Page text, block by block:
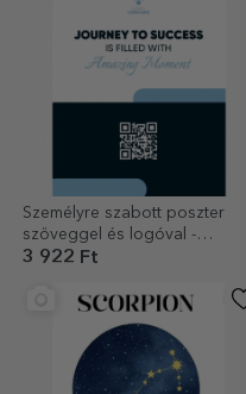
Személyre szabott poszter
szöveggel és logóval -
Journey
3 922 Ft